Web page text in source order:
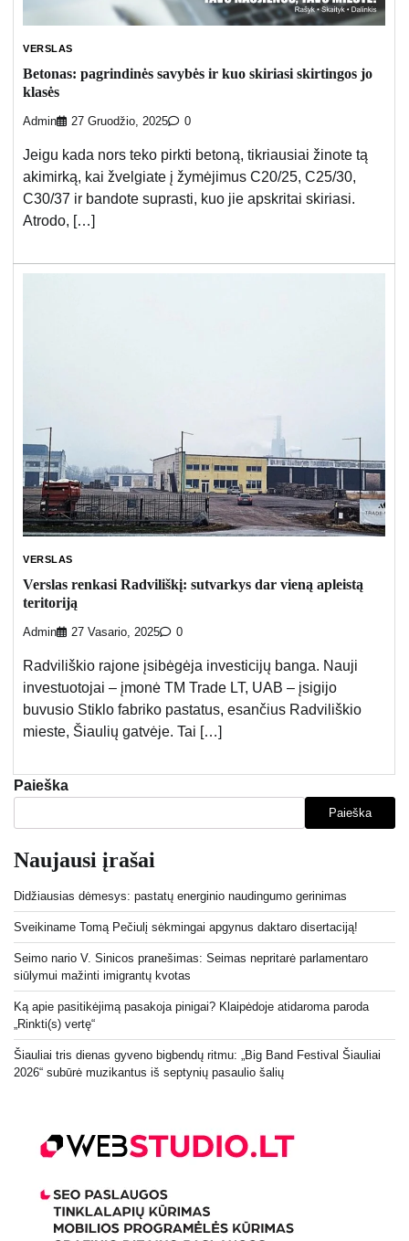
VERSLAS
Betonas: pagrindinės savybės ir kuo skiriasi skirtingos jo
klasės
Admin 27 Gruodžio, 2025 0
Jeigu kada nors teko pirkti betoną, tikriausiai žinote tą
akimirką, kai žvelgiate į žymėjimus C20/25, C25/30,
C30/37 ir bandote suprasti, kuo jie apskritai skiriasi.
Atrodo, […]
VERSLAS
Verslas renkasi Radviliškį: sutvarkys dar vieną apleistą
teritoriją
Admin 27 Vasario, 2025 0
Radviliškio rajone įsibėgėja investicijų banga. Nauji
investuotojai – įmonė TM Trade LT, UAB – įsigijo
buvusio Stiklo fabriko pastatus, esančius Radviliškio
mieste, Šiaulių gatvėje. Tai […]
Paieška
Paieška
Naujausi įrašai
Didžiausias dėmesys: pastatų energinio naudingumo gerinimas
Sveikiname Tomą Pečiulį sėkmingai apgynus daktaro disertaciją!
Seimo nario V. Sinicos pranešimas: Seimas nepritarė parlamentaro
siūlymui mažinti imigrantų kvotas
Ką apie pasitikėjimą pasakoja pinigai? Klaipėdoje atidaroma paroda
„Rinkti(s) vertę“
Šiauliai tris dienas gyveno bigbendų ritmu: „Big Band Festival Šiauliai
2026“ subūrė muzikantus iš septynių pasaulio šalių